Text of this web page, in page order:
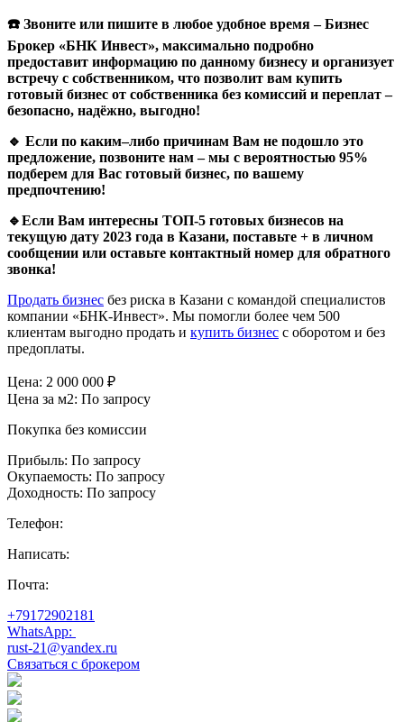
☎️ Звоните или пишите в любое удобное время–Бизнес
Брокер «БНК Инвест», максимально подробно
предоставит информацию по данному бизнесу и организует
встречу с собственником, что позволит вам купить
готовый бизнес от собственника без комиссий и переплат–
безопасно, надёжно, выгодно!
🔹 Если по каким–либо причинам Вам не подошло это
предложение, позвоните нам–мы с вероятностью 95%
подберем для Вас готовый бизнес, по вашему
предпочтению!
🔹Если Вам интересны ТОП-5 готовых бизнесов на
текущую дату 2023 года в Казани, поставьте + в личном
сообщении или оставьте контактный номер для обратного
звонка!
Продать бизнес без риска в Казани с командой специалистов
компании «БНК-Инвест». Мы помогли более чем 500
клиентам выгодно продать и купить бизнес с оборотом и без
предоплаты.
Цена: 2 000 000 ₽
Цена за м2: По запросу
Покупка без комиссии
Прибыль: По запросу
Окупаемость: По запросу
Доходность: По запросу
Телефон:
Написать:
Почта:
+79172902181
WhatsApp:
rust-21@yandex.ru
Связаться с брокером